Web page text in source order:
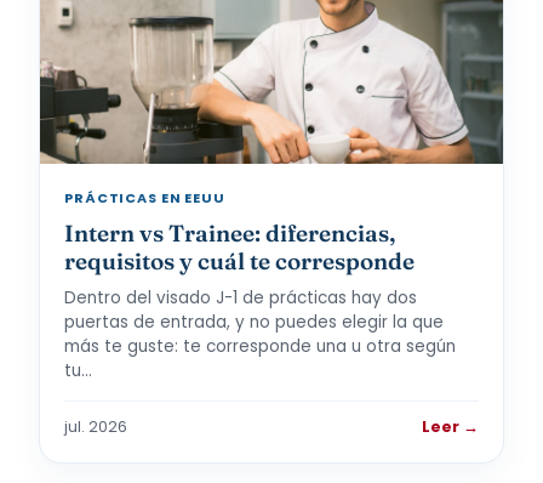
PRÁCTICAS EN EEUU
Intern vs Trainee: diferencias,
requisitos y cuál te corresponde
Dentro del visado J-1 de prácticas hay dos
puertas de entrada, y no puedes elegir la que
más te guste: te corresponde una u otra según
tu…
jul. 2026 Leer →